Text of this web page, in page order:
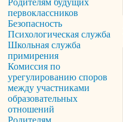
Родителям будущих
первоклассников
Безопасность
Психологическая служба
Школьная служба
примирения
Комиссия по
урегулированию споров
между участниками
образовательных
отношений
Родителям